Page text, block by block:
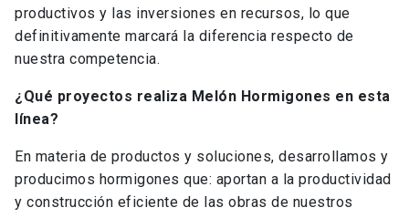
productivos y las inversiones en recursos, lo que
definitivamente marcará la diferencia respecto de
nuestra competencia.
¿Qué proyectos realiza Melón Hormigones en esta
línea?
En materia de productos y soluciones, desarrollamos y
producimos hormigones que: aportan a la productividad
y construcción eficiente de las obras de nuestros